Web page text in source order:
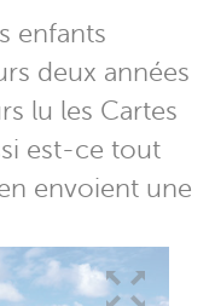
enfants
deux années
lu les Cartes
est-ce tout
envoient une